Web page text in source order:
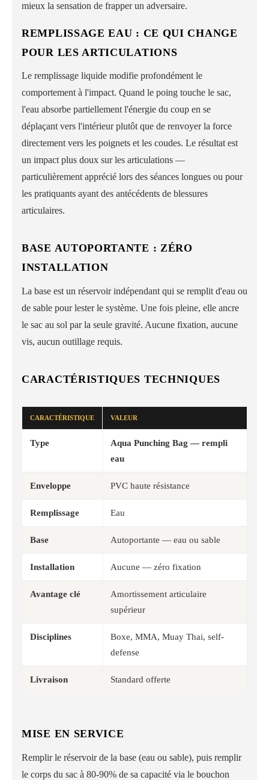
mieux la sensation de frapper un adversaire.
REMPLISSAGE EAU : CE QUI CHANGE
POUR LES ARTICULATIONS
Le remplissage liquide modifie profondément le
comportement à l'impact. Quand le poing touche le sac,
l'eau absorbe partiellement l'énergie du coup en se
déplaçant vers l'intérieur plutôt que de renvoyer la force
directement vers les poignets et les coudes. Le résultat est
un impact plus doux sur les articulations —
particulièrement apprécié lors des séances longues ou pour
les pratiquants ayant des antécédents de blessures
articulaires.
BASE AUTOPORTANTE : ZÉRO
INSTALLATION
La base est un réservoir indépendant qui se remplit d'eau ou
de sable pour lester le système. Une fois pleine, elle ancre
le sac au sol par la seule gravité. Aucune fixation, aucune
vis, aucun outillage requis.
CARACTÉRISTIQUES TECHNIQUES
CARACTÉRISTIQUE VALEUR
Type
Aqua Punching Bag — rempli
eau
Enveloppe PVC haute résistance
Remplissage Eau
Base Autoportante — eau ou sable
Installation Aucune — zéro fixation
Avantage clé
Amortissement articulaire
supérieur
Disciplines
Boxe, MMA, Muay Thai, self-
defense
Livraison Standard offerte
MISE EN SERVICE
Remplir le réservoir de la base (eau ou sable), puis remplir
le corps du sac à 80-90% de sa capacité via le bouchon